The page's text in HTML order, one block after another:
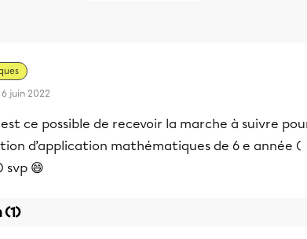
6 juin 2022
ce possible de recevoir la marche à suivre
d’application mathématiques de 6 e année (
svp 😄